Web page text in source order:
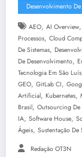
Desenvolvimento
AEO, AI Overview,
Processos, Cloud
De Sistemas,
De Desenvolvimento,
Tecnologia Em São Luís
GEO, GitLab CI,
Artificial, Kubernetes,
Brasil, Outsourcing De
IA, Software House,
Ágeis, Sustentação De
Redação OT3N